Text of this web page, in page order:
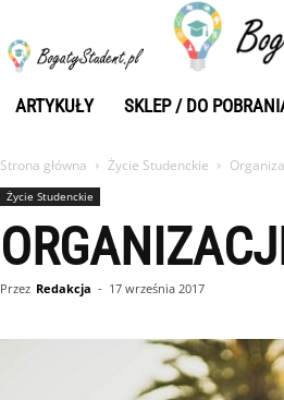
ARTYKUŁY SKLEP / DO
Strona główna Życie Studenckie
Życie Studenckie
Przez Redakcja - 17 września 2017